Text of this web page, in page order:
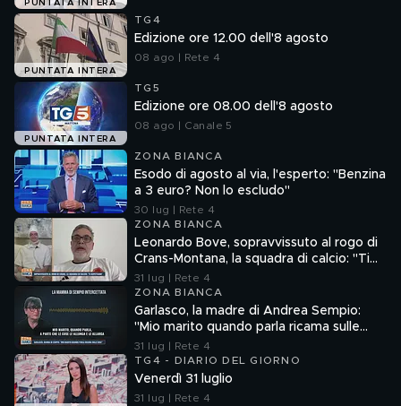
PUNTATA INTERA
PUNTATA INTERA
TG4
Edizione ore 12.00 dell'8 agosto
08 ago | Rete 4
PUNTATA INTERA
TG5
Edizione ore 08.00 dell'8 agosto
08 ago | Canale 5
ZONA BIANCA
Esodo di agosto al via, l'esperto: "Benzina
a 3 euro? Non lo escludo"
30 lug | Rete 4
ZONA BIANCA
Leonardo Bove, sopravvissuto al rogo di
Crans-Montana, la squadra di calcio: "Ti
aspettiamo"
31 lug | Rete 4
ZONA BIANCA
Garlasco, la madre di Andrea Sempio:
"Mio marito quando parla ricama sulle
cose"
31 lug | Rete 4
TG4 - DIARIO DEL GIORNO
Venerdì 31 luglio
31 lug | Rete 4